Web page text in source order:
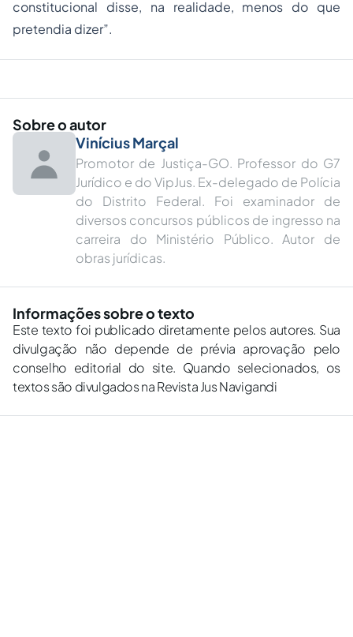
constitucional disse, na realidade, menos do que
pretendia dizer”.
Sobre o autor
Vinícius Marçal
Promotor de Justiça-GO. Professor do G7
Jurídico e do VipJus. Ex-delegado de Polícia
do Distrito Federal. Foi examinador de
diversos concursos públicos de ingresso na
carreira do Ministério Público. Autor de
obras jurídicas.
Informações sobre o texto
Este texto foi publicado diretamente pelos autores. Sua
divulgação não depende de prévia aprovação pelo
conselho editorial do site. Quando selecionados, os
textos são divulgados na Revista Jus Navigandi